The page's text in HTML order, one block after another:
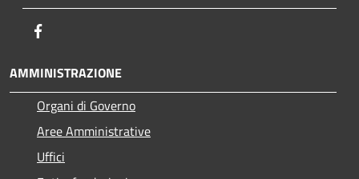
AMMINISTRAZIONE
Organi di Governo
Aree Amministrative
Uffici